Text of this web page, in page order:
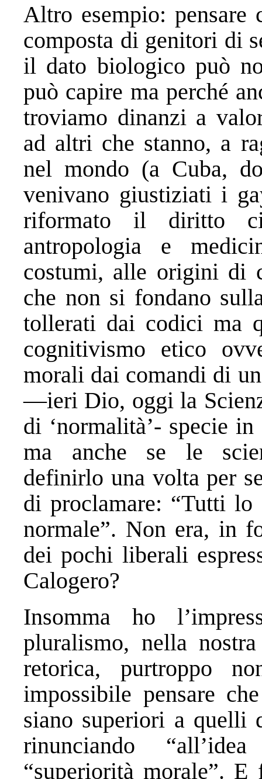
Altro esempio: pensare
composta di genitori di
il dato biologico può
può capire ma perché
troviamo dinanzi a
ad altri che stanno, a
nel mondo (a Cuba,
venivano giustiziati i
riformato il diritto
antropologia e
costumi, alle origini di
che non si fondano
tollerati dai codici ma
cognitivismo etico
morali dai comandi di
—ieri Dio, oggi la
di ‘normalità’- specie
ma anche se le
definirlo una volta per
di proclamare: “Tutti
normale”. Non era, in
dei pochi liberali
Calogero?
Insomma ho
pluralismo, nella
retorica, purtroppo
impossibile pensare
siano superiori a quelli
rinunciando
“superiorità morale”.